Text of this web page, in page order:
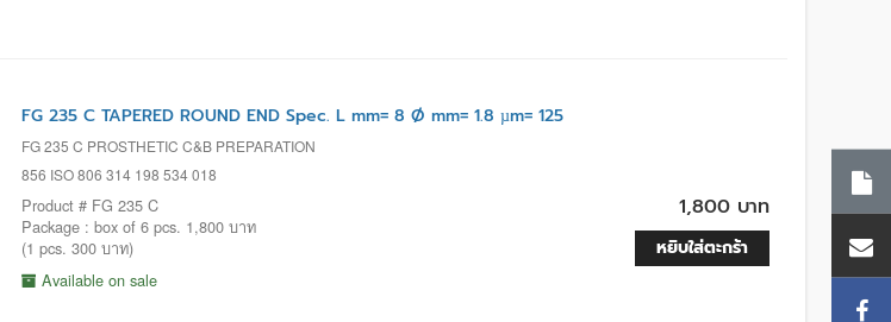
FG 235 C TAPERED ROUND END Spec. L mm= 8 Ø mm= 1.8 µm= 125
FG 235 C PROSTHETIC C&B PREPARATION
856 ISO 806 314 198 534 018
Product # FG 235 C
Package : box of 6 pcs. 1,800 บาท
(1 pcs. 300 บาท)
Available on sale
1,800 บาท
หยิบใส่ตะกร้า